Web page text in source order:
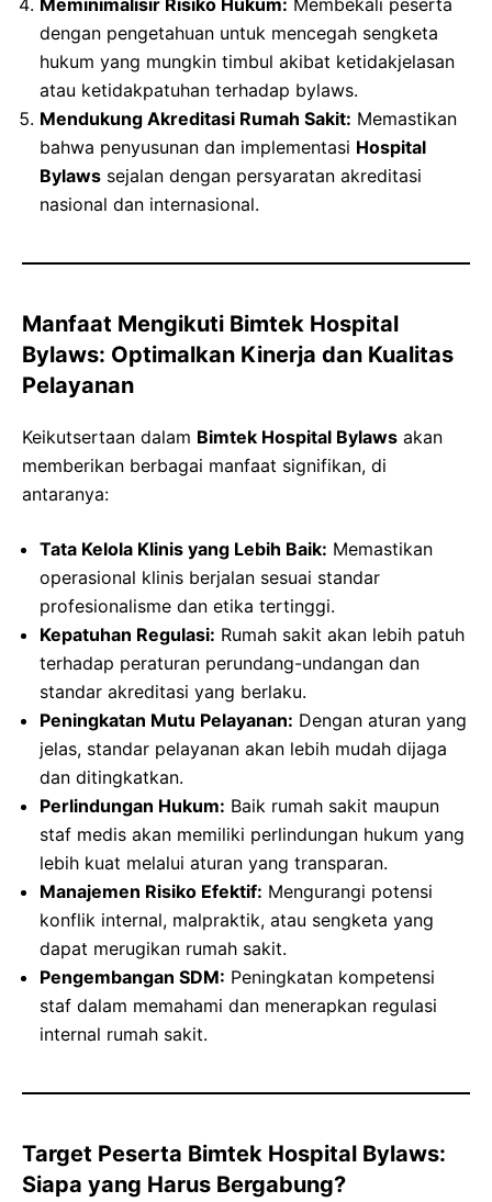
dengan pengetahuan untuk mencegah sengketa
hukum yang mungkin timbul akibat ketidakjelasan
atau ketidakpatuhan terhadap bylaws.
Mendukung Akreditasi Rumah Sakit: Memastikan
bahwa penyusunan dan implementasi Hospital
Bylaws sejalan dengan persyaratan akreditasi
nasional dan internasional.
Manfaat Mengikuti Bimtek Hospital
Bylaws: Optimalkan Kinerja dan Kualitas
Pelayanan
Keikutsertaan dalam Bimtek Hospital Bylaws akan
memberikan berbagai manfaat signifikan, di
antaranya:
Tata Kelola Klinis yang Lebih Baik: Memastikan
operasional klinis berjalan sesuai standar
profesionalisme dan etika tertinggi.
Kepatuhan Regulasi: Rumah sakit akan lebih patuh
terhadap peraturan perundang-undangan dan
standar akreditasi yang berlaku.
Peningkatan Mutu Pelayanan: Dengan aturan yang
jelas, standar pelayanan akan lebih mudah dijaga
dan ditingkatkan.
Perlindungan Hukum: Baik rumah sakit maupun
staf medis akan memiliki perlindungan hukum yang
lebih kuat melalui aturan yang transparan.
Manajemen Risiko Efektif: Mengurangi potensi
konflik internal, malpraktik, atau sengketa yang
dapat merugikan rumah sakit.
Pengembangan SDM: Peningkatan kompetensi
staf dalam memahami dan menerapkan regulasi
internal rumah sakit.
Target Peserta Bimtek Hospital Bylaws:
Siapa yang Harus Bergabung?